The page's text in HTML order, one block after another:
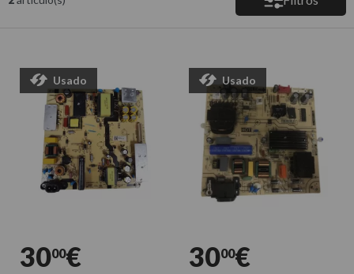
Usado
3000€
Usado
3000€